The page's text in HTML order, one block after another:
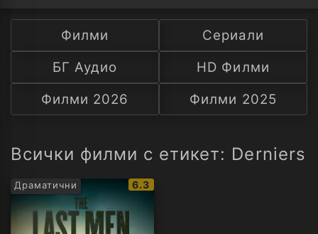
Ф
С
А
тема
Филми
Сериали
БГ Аудио
HD Филми
Филми 2026
Филми 2025
Всички филми с етикет: Derniers
Драматични
IMDb
6.3